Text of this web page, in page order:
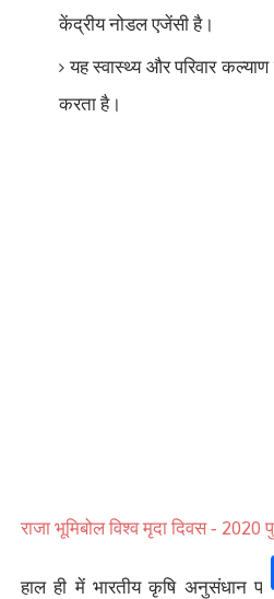
केंद्रीय नोडल एजेंसी है।
यह स्वास्थ्य और परिवार
करता है।
राजा भूमिबोल विश्व मृदा दिवस - 2020
हाल ही में भारतीय कृषि अनुसंधान